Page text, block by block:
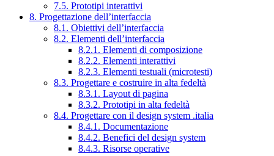
7.5. Prototipi interattivi
8. Progettazione dell’interfaccia
8.1. Obiettivi dell’interfaccia
8.2. Elementi dell’interfaccia
8.2.1. Elementi di composizione
8.2.2. Elementi interattivi
8.2.3. Elementi testuali (microtesti)
8.3. Progettare e costruire in alta fedeltà
8.3.1. Layout di pagina
8.3.2. Prototipi in alta fedeltà
8.4. Progettare con il design system .italia
8.4.1. Documentazione
8.4.2. Benefici del design system
8.4.3. Risorse operative